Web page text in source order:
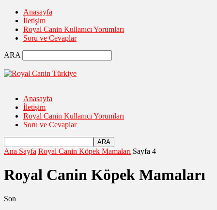
Anasayfa
İletişim
Royal Canin Kullanıcı Yorumları
Soru ve Cevaplar
ARA
Anasayfa
İletişim
Royal Canin Kullanıcı Yorumları
Soru ve Cevaplar
Ana Sayfa Royal Canin Köpek Mamaları Sayfa 4
Royal Canin Köpek Mamaları
Son